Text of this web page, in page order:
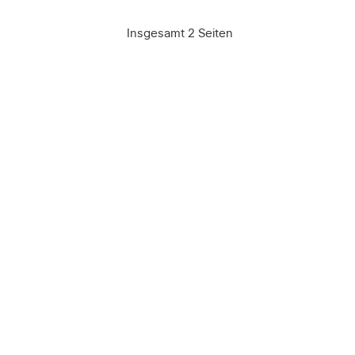
Insgesamt 2 Seiten